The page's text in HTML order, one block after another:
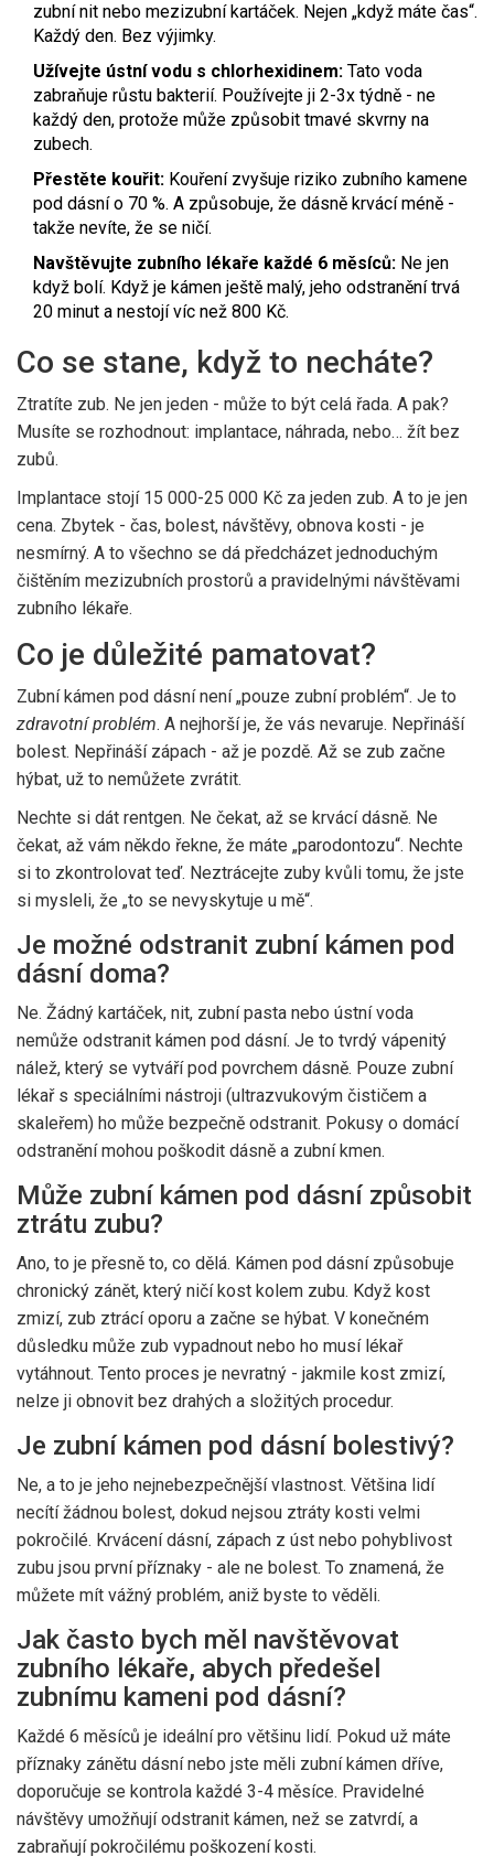
zubní nit nebo mezizubní kartáček. Nejen „když máte čas“.
Každý den. Bez výjimky.
Užívejte ústní vodu s chlorhexidinem: Tato voda
zabraňuje růstu bakterií. Používejte ji 2-3x týdně - ne
každý den, protože může způsobit tmavé skvrny na
zubech.
Přestěte kouřit: Kouření zvyšuje riziko zubního kamene
pod dásní o 70 %. A způsobuje, že dásně krvácí méně -
takže nevíte, že se ničí.
Navštěvujte zubního lékaře každé 6 měsíců: Ne jen
když bolí. Když je kámen ještě malý, jeho odstranění trvá
20 minut a nestojí víc než 800 Kč.
Co se stane, když to necháte?
Ztratíte zub. Ne jen jeden - může to být celá řada. A pak?
Musíte se rozhodnout: implantace, náhrada, nebo… žít bez
zubů.
Implantace stojí 15 000-25 000 Kč za jeden zub. A to je jen
cena. Zbytek - čas, bolest, návštěvy, obnova kosti - je
nesmírný. A to všechno se dá předcházet jednoduchým
čištěním mezizubních prostorů a pravidelnými návštěvami
zubního lékaře.
Co je důležité pamatovat?
Zubní kámen pod dásní není „pouze zubní problém“. Je to
zdravotní problém. A nejhorší je, že vás nevaruje. Nepřináší
bolest. Nepřináší zápach - až je pozdě. Až se zub začne
hýbat, už to nemůžete zvrátit.
Nechte si dát rentgen. Ne čekat, až se krvácí dásně. Ne
čekat, až vám někdo řekne, že máte „parodontozu“. Nechte
si to zkontrolovat teď. Neztrácejte zuby kvůli tomu, že jste
si mysleli, že „to se nevyskytuje u mě“.
Je možné odstranit zubní kámen pod
dásní doma?
Ne. Žádný kartáček, nit, zubní pasta nebo ústní voda
nemůže odstranit kámen pod dásní. Je to tvrdý vápenitý
nálež, který se vytváří pod povrchem dásně. Pouze zubní
lékař s speciálními nástroji (ultrazvukovým čističem a
skaleřem) ho může bezpečně odstranit. Pokusy o domácí
odstranění mohou poškodit dásně a zubní kmen.
Může zubní kámen pod dásní způsobit
ztrátu zubu?
Ano, to je přesně to, co dělá. Kámen pod dásní způsobuje
chronický zánět, který ničí kost kolem zubu. Když kost
zmizí, zub ztrácí oporu a začne se hýbat. V konečném
důsledku může zub vypadnout nebo ho musí lékař
vytáhnout. Tento proces je nevratný - jakmile kost zmizí,
nelze ji obnovit bez drahých a složitých procedur.
Je zubní kámen pod dásní bolestivý?
Ne, a to je jeho nejnebezpečnější vlastnost. Většina lidí
necítí žádnou bolest, dokud nejsou ztráty kosti velmi
pokročilé. Krvácení dásní, zápach z úst nebo pohyblivost
zubu jsou první příznaky - ale ne bolest. To znamená, že
můžete mít vážný problém, aniž byste to věděli.
Jak často bych měl navštěvovat
zubního lékaře, abych předešel
zubnímu kameni pod dásní?
Každé 6 měsíců je ideální pro většinu lidí. Pokud už máte
příznaky zánětu dásní nebo jste měli zubní kámen dříve,
doporučuje se kontrola každé 3-4 měsíce. Pravidelné
návštěvy umožňují odstranit kámen, než se zatvrdí, a
zabraňují pokročilému poškození kosti.